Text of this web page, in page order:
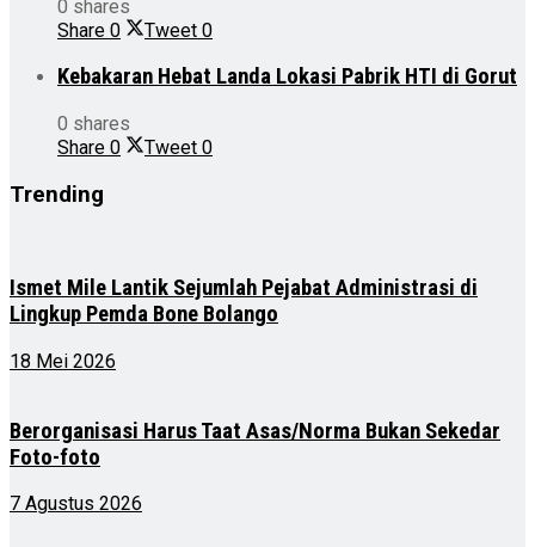
0 shares
Share 0 Tweet 0
Kebakaran Hebat Landa Lokasi Pabrik HTI di Gorut
0 shares
Share 0 Tweet 0
Trending
Ismet Mile Lantik Sejumlah Pejabat Administrasi di
Lingkup Pemda Bone Bolango
18 Mei 2026
Berorganisasi Harus Taat Asas/Norma Bukan Sekedar
Foto-foto
7 Agustus 2026